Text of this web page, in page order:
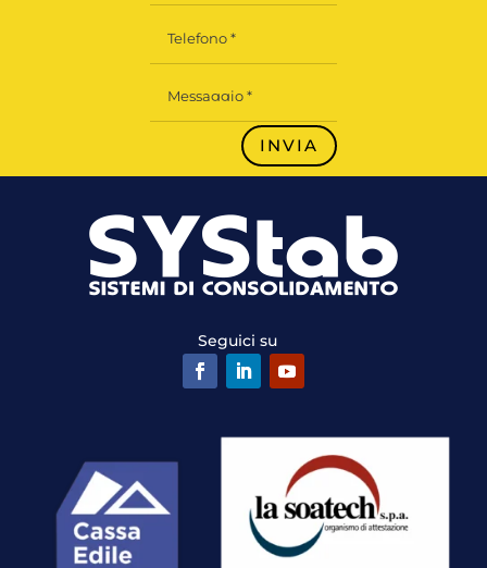
INVIA
Seguici su